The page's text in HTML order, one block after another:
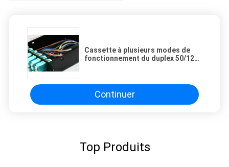
Cassette à plusieurs modes de
fonctionnement du duplex 50/125
Continuer
Top Produits